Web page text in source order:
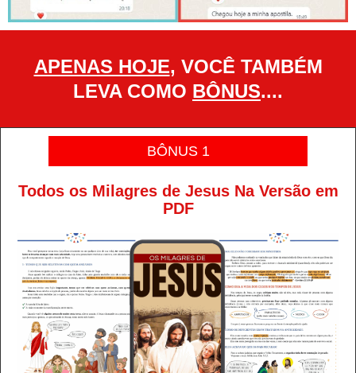
APENAS HOJE, VOCÊ TAMBÉM
LEVA COMO BÔNUS....
BÔNUS 1
Todos os Milagres de Jesus Na Versão em
PDF